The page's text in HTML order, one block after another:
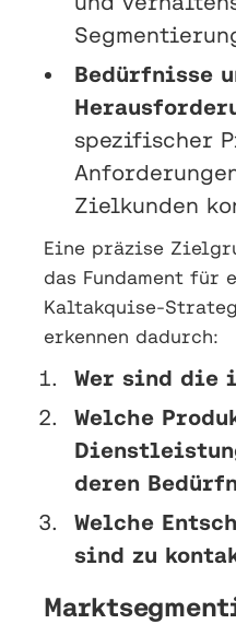
Bedürfnisse
spezifischer
Zielkunden
Eine präzise
das Fundament für
Kaltakquise-
erkennen dadurch:
Wer sind die
Welche
deren
Welche
sind zu